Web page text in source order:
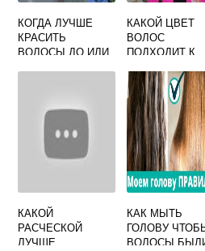
КОГДА ЛУЧШЕ
КРАСИТЬ
ВОЛОСЫ ДО ИЛИ
КАКОЙ ЦВЕТ
ВОЛОС
ПОДХОДИТ К
КОЖЕ
КАКОЙ
РАСЧЕСКОЙ
ЛУЧШЕ
КАК МЫТЬ
ГОЛОВУ
ВОЛОСЫ